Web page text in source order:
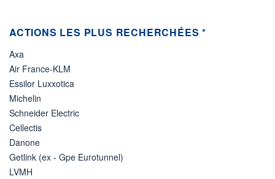
ACTIONS LES PLUS RECHERCHÉES *
Axa
Air France-KLM
Essilor Luxxotica
Michelin
Schneider Electric
Cellectis
Danone
Getlink (ex - Gpe Eurotunnel)
LVMH